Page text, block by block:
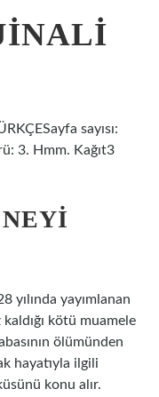
sayısı:
3. Hmm. Kağıt3
yılında yayımlanan
kötü muamele
ölümünden
hayatıyla ilgili
konu alır.